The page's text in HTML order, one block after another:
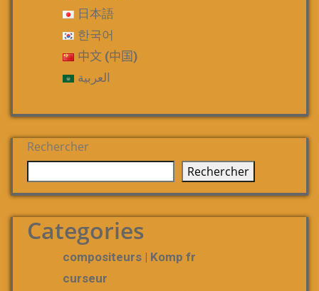
日本語
한국어
中文 (中国)
العربية
Rechercher
Rechercher
Categories
compositeurs | Komp fr
curseur